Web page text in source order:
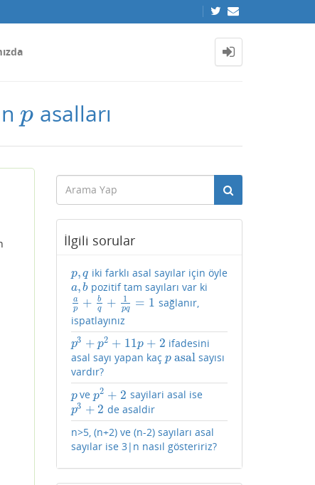
p
p asalları
İlgili sorular
p, q
p,q iki farklı asal sayılar için öyle
a, b
a,b pozitif tam sayıları var ki
a
p
+
b
q
+ 1
pq = 1
ap +b q+ 1p q= 1
sağlanır,
ispatlayınız
p3 + p2 + 11p + 2
p3 +p 2+11p +2
ifadesini
asal sayı yapan kaç p asal
p asal sayısı
vardır?
p
pvep2 + 2
p2 +2 sayilari asal ise
p3 + 2
p3 +2
de asaldir
n>5, (n+2) ve (n-2) sayıları asal
sayılar ise 3|n nasıl gösteririz?